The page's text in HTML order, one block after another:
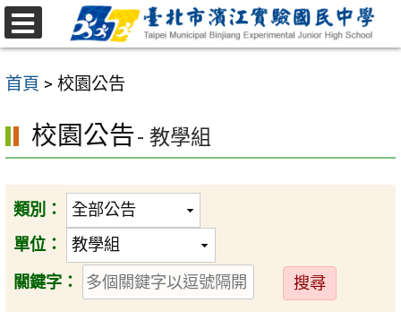
跳
至
要
容
首頁 > 校園公告
校園公告- 教學組
類別：
單位：
關鍵字：
送
出
選
單